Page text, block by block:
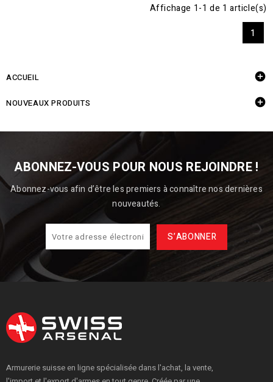
Affichage 1-1 de 1 article(s)
1
ACCUEIL 
NOUVEAUX PRODUITS 
ABONNEZ-VOUS POUR NOUS REJOINDRE !
Abonnez-vous afin d’être les premiers à connaître nos dernières
nouveautés.
Armurerie suisse en ligne spécialisée dans l'achat, la vente,